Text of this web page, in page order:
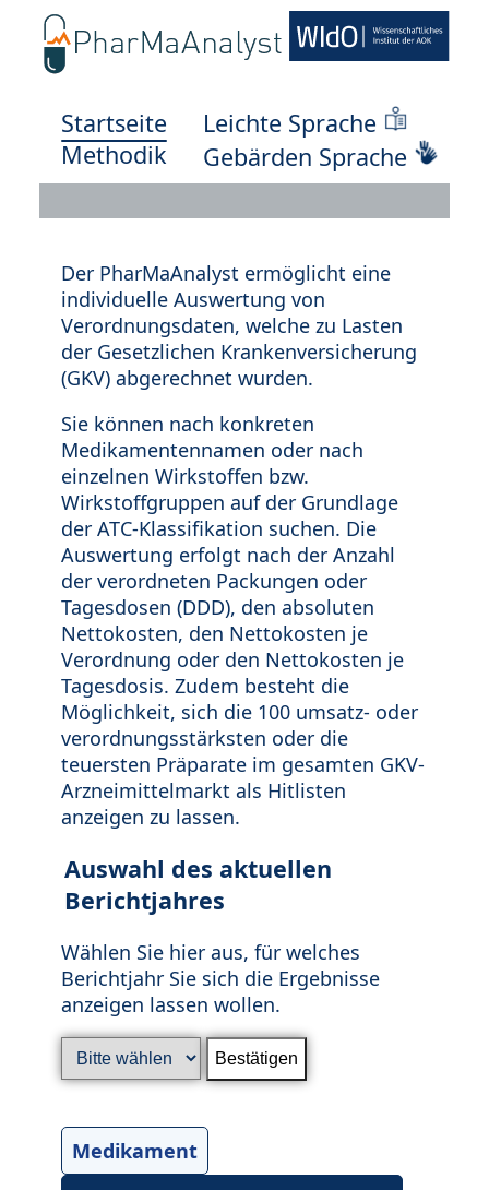
Startseite
Methodik
Leichte Sprache
Gebärden Sprache
Der PharMaAnalyst ermöglicht eine
individuelle Auswertung von
Verordnungsdaten, welche zu Lasten
der Gesetzlichen Krankenversicherung
(GKV) abgerechnet wurden.
Sie können nach konkreten
Medikamentennamen oder nach
einzelnen Wirkstoffen bzw.
Wirkstoffgruppen auf der Grundlage
der ATC-Klassifikation suchen. Die
Auswertung erfolgt nach der Anzahl
der verordneten Packungen oder
Tagesdosen (DDD), den absoluten
Nettokosten, den Nettokosten je
Verordnung oder den Nettokosten je
Tagesdosis. Zudem besteht die
Möglichkeit, sich die 100 umsatz- oder
verordnungsstärksten oder die
teuersten Präparate im gesamten GKV-
Arzneimittelmarkt als Hitlisten
anzeigen zu lassen.
Auswahl des aktuellen
Berichtjahres
Wählen Sie hier aus, für welches
Berichtjahr Sie sich die Ergebnisse
anzeigen lassen wollen.
Medikament